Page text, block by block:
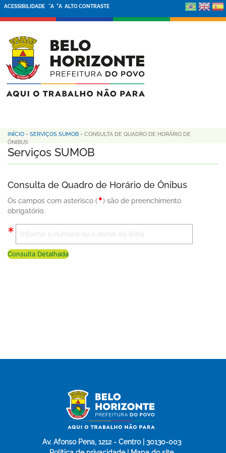
ACESSIBILIDADE -A +A ALTO CONTRASTE
INÍCIO - SERVIÇOS SUMOB - CONSULTA DE QUADRO DE HORÁRIO DE
ÔNIBUS
Serviços SUMOB
Consulta de Quadro de Horário de Ônibus
Os campos com asterisco (
) são de preenchimento
obrigatório.
Consulta Detalhada
Av. Afonso Pena, 1212 - Centro | 30130-003